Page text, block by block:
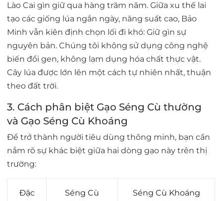
Lào Cai gìn giữ qua hàng trăm năm. Giữa xu thế lai
tạo các giống lúa ngắn ngày, năng suất cao, Bảo
Minh vẫn kiên định chọn lối đi khó: Giữ gìn sự
nguyên bản. Chúng tôi không sử dụng công nghệ
biến đổi gen, không lạm dụng hóa chất thực vật.
Cây lúa được lớn lên một cách tự nhiên nhất, thuận
theo đất trời.
3. Cách phân biệt Gạo Séng Cù thường
và Gạo Séng Cù Khoáng
Để trở thành người tiêu dùng thông minh, bạn cần
nắm rõ sự khác biệt giữa hai dòng gạo này trên thị
trường:
Đặc
Séng Cù
Séng Cù Khoáng